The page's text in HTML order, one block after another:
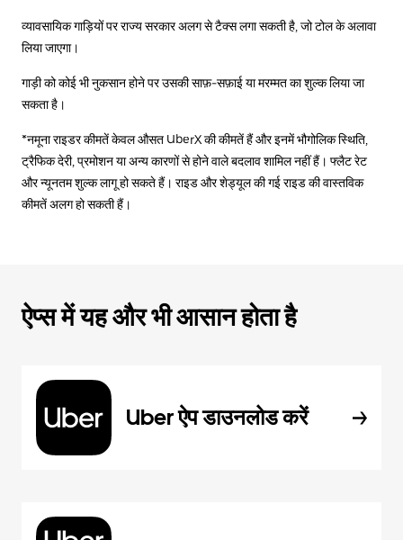
व्यावसायिक गाड़ियों पर राज्य सरकार अलग से टैक्स लगा सकती है, जो टोल के अलावा
लिया जाएगा।
गाड़ी को कोई भी नुकसान होने पर उसकी साफ़-सफ़ाई या मरम्मत का शुल्क लिया जा
सकता है।
*नमूना राइडर कीमतें केवल औसत UberX की कीमतें हैं और इनमें भौगोलिक स्थिति,
ट्रैफिक देरी, प्रमोशन या अन्य कारणों से होने वाले बदलाव शामिल नहीं हैं। फ्लैट रेट
और न्यूनतम शुल्क लागू हो सकते हैं। राइड और शेड्यूल की गई राइड की वास्तविक
कीमतें अलग हो सकती हैं।
ऐप्स में यह और भी आसान होता है
Uber ऐप डाउनलोड करें